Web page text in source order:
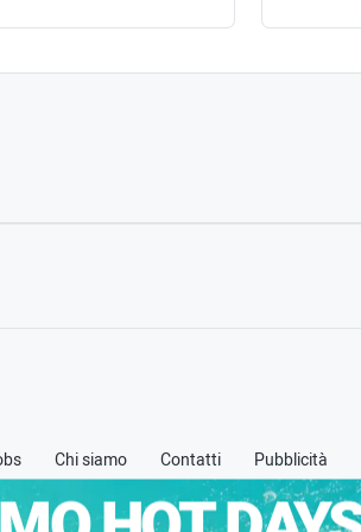
Chi siamo Contatti Pubblicità
-Termini & Condizioni (TOS)-Credits